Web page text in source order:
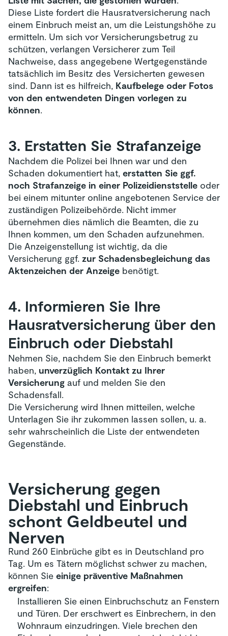
Diese Liste fordert die Hausratversicherung nach
einem Einbruch meist an, um die Leistungshöhe zu
ermitteln. Um sich vor Versicherungsbetrug zu
schützen, verlangen Versicherer zum Teil
Nachweise, dass angegebene Wertgegenstände
tatsächlich im Besitz des Versicherten gewesen
sind. Dann ist es hilfreich, Kaufbelege oder Fotos
von den entwendeten Dingen vorlegen zu
können.
3. Erstatten Sie Strafanzeige
Nachdem die Polizei bei Ihnen war und den
Schaden dokumentiert hat, erstatten Sie ggf.
noch Strafanzeige in einer Polizeidienststelle oder
bei einem mitunter online angebotenen Service der
zuständigen Polizeibehörde. Nicht immer
übernehmen dies nämlich die Beamten, die zu
Ihnen kommen, um den Schaden aufzunehmen.
Die Anzeigenstellung ist wichtig, da die
Versicherung ggf. zur Schadensbegleichung das
Aktenzeichen der Anzeige benötigt.
4. Informieren Sie Ihre
Hausrat­versicherung über den
Einbruch oder Diebstahl
Nehmen Sie, nachdem Sie den Einbruch bemerkt
haben, unverzüglich Kontakt zu Ihrer
Versicherung auf und melden Sie den
Schadensfall.
Die Versicherung wird Ihnen mitteilen, welche
Unterlagen Sie ihr zukommen lassen sollen, u. a.
sehr wahrscheinlich die Liste der entwendeten
Gegenstände.
Versicherung gegen
Diebstahl und Einbruch
schont Geldbeutel und
Nerven
Rund 260 Einbrüche gibt es in Deutschland pro
Tag. Um es Tätern möglichst schwer zu machen,
können Sie einige präventive Maßnahmen
ergreifen:
Installieren Sie einen Einbruchschutz an Fenstern
und Türen. Der erschwert es Einbrechern, in den
Wohnraum einzudringen. Viele brechen den